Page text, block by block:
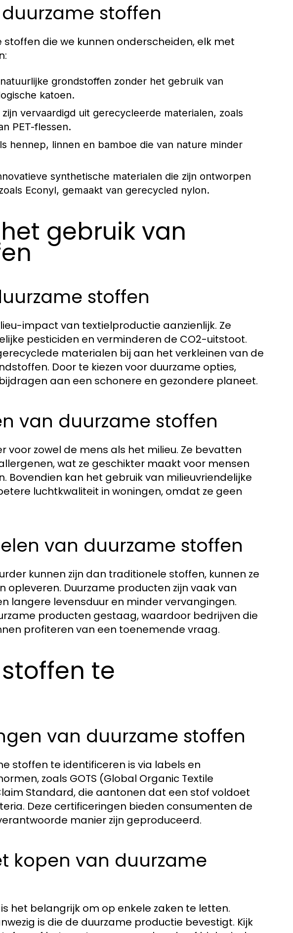
stoffen
stoffen die we kunnen onderscheiden, elk met
grondstoffen zonder het gebruik van
katoen.
zijn vervaardigd uit gerecycleerde materialen, zoals
PET-flessen.
hennep, linnen en bamboe die van nature minder
synthetische materialen die zijn ontworpen
Econyl, gemaakt van gerecycled nylon.
gebruik van
stoffen
impact van textielproductie aanzienlijk. Ze
pesticiden en verminderen de CO2-uitstoot.
materialen bij aan het verkleinen van de
Door te kiezen voor duurzame opties,
aan een schonere en gezondere planeet.
van duurzame stoffen
voor zowel de mens als het milieu. Ze bevatten
wat ze geschikter maakt voor mensen
Bovendien kan het gebruik van milieuvriendelijke
luchtkwaliteit in woningen, omdat ze geen
van duurzame stoffen
kunnen zijn dan traditionele stoffen, kunnen ze
Duurzame producten zijn vaak van
langere levensduur en minder vervangingen.
producten gestaag, waardoor bedrijven die
profiteren van een toenemende vraag.
te
van duurzame stoffen
stoffen te identificeren is via labels en
zoals GOTS (Global Organic Textile
Standard, die aantonen dat een stof voldoet
Deze certificeringen bieden consumenten de
manier zijn geproduceerd.
kopen van duurzame
het belangrijk om op enkele zaken te letten.
is die de duurzame productie bevestigt. Kijk